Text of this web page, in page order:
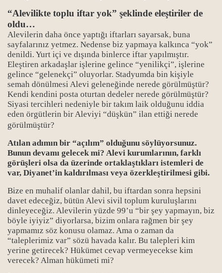
“Alevilikte toplu iftar yok” şeklinde eleştiriler de
oldu…
Alevilerin daha önce yaptığı iftarları sayarsak, buna
sayfalarınız yetmez. Nedense biz yapmaya kalkınca “yok”
denildi. Yurt içi ve dışında binlerce iftar yapılmıştır.
Eleştiren arkadaşlar işlerine gelince “yenilikçi”, işlerine
gelince “gelenekçi” oluyorlar. Stadyumda bin kişiyle
semah dönülmesi Alevi geleneğinde nerede görülmüştür?
Kendi kendini posta oturtan dedeler nerede görülmüştür?
Siyasi tercihleri nedeniyle bir takım laik olduğunu iddia
eden örgütlerin bir Aleviyi “düşkün” ilan ettiği nerede
görülmüştür?
Atılan adımın bir “açılım” olduğunu söylüyorsunuz.
Bunun devamı gelecek mi? Alevi kurumlarının, farklı
görüşleri olsa da üzerinde ortaklaştıkları istemleri de
var, Diyanet’in kaldırılması veya özerkleştirilmesi gibi.
Bize en muhalif olanlar dahil, bu iftardan sonra hepsini
davet edeceğiz, bütün Alevi sivil toplum kuruluşlarını
dinleyeceğiz. Alevilerin yüzde 99’u “bir şey yapmayın, biz
böyle iyiyiz” diyorlarsa, bizim onlara rağmen bir şey
yapmamız söz konusu olamaz. Ama o zaman da
“taleplerimiz var” sözü havada kalır. Bu talepleri kim
yerine getirecek? Hükümet cevap vermeyecekse kim
verecek? Alman hükümeti mi?